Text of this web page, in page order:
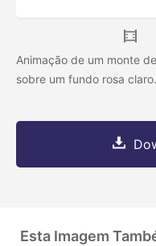
Animação de um monte
sobre um fundo rosa claro.
Esta Imagem